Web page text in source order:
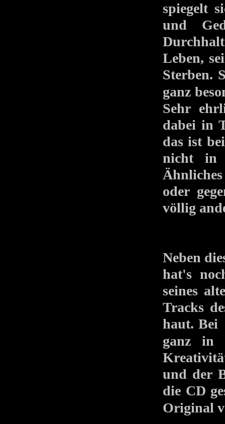
spiegelt
und
Leben,
ganz
Sehr
dabei in
das ist
nicht in
oder
völlig
Neben
hat's
seines
Tracks
haut.
ganz in
und der
die CD
Original